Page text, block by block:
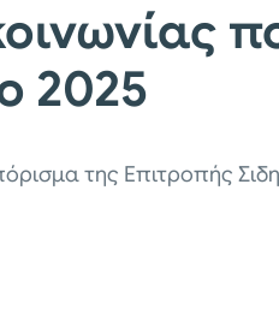
2025
της Επιτροπής